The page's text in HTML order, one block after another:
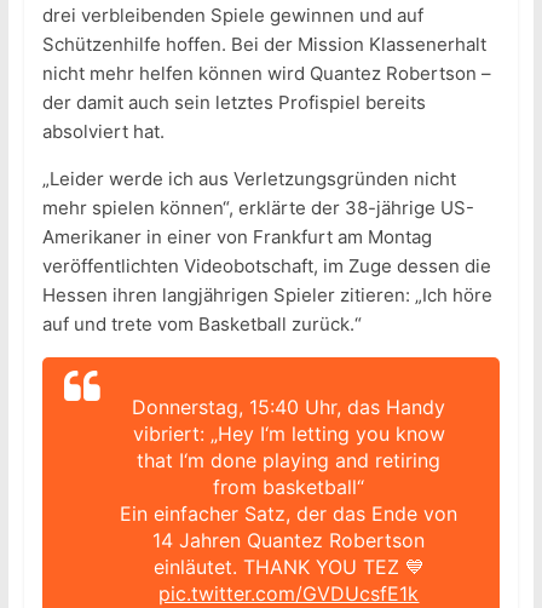
drei verbleibenden Spiele gewinnen und auf
Schützenhilfe hoffen. Bei der Mission Klassenerhalt
nicht mehr helfen können wird Quantez Robertson –
der damit auch sein letztes Profispiel bereits
absolviert hat.
„Leider werde ich aus Verletzungsgründen nicht
mehr spielen können“, erklärte der 38-jährige US-
Amerikaner in einer von Frankfurt am Montag
veröffentlichten Videobotschaft, im Zuge dessen die
Hessen ihren langjährigen Spieler zitieren: „Ich höre
auf und trete vom Basketball zurück.“
Donnerstag, 15:40 Uhr, das Handy
vibriert: „Hey I‘m letting you know
that I‘m done playing and retiring
from basketball“
Ein einfacher Satz, der das Ende von
14 Jahren Quantez Robertson
einläutet. THANK YOU TEZ 💙
pic.twitter.com/GVDUcsfE1k